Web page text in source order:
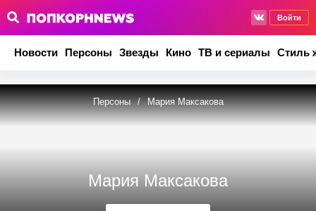
Войти
Новости Персоны Звезды Кино ТВ и сериалы Стиль
Персоны / Мария Максакова
Мария Максакова